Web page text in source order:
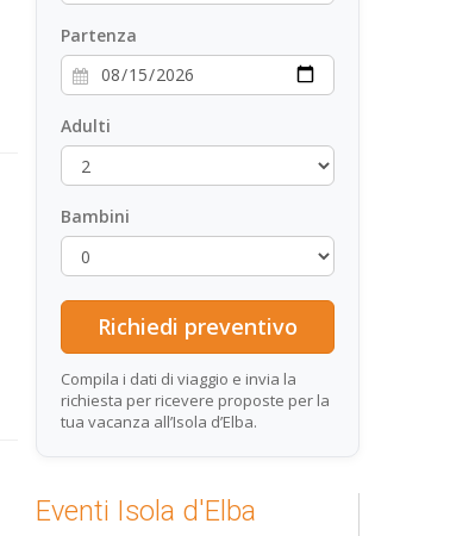
Partenza
Adulti
Bambini
Compila i dati di viaggio e invia la
richiesta per ricevere proposte per la
tua vacanza all’Isola d’Elba.
Eventi Isola d'Elba